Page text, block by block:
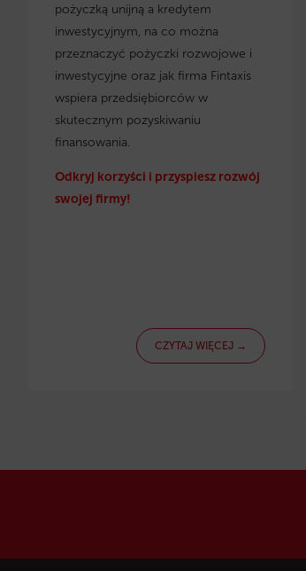
pożyczką unijną a kredytem
inwestycyjnym, na co można
przeznaczyć pożyczki rozwojowe i
inwestycyjne oraz jak firma Fintaxis
wspiera przedsiębiorców w
skutecznym pozyskiwaniu
finansowania.
Odkryj korzyści i przyspiesz rozwój
swojej firmy!
CZYTAJ WIĘCEJ →